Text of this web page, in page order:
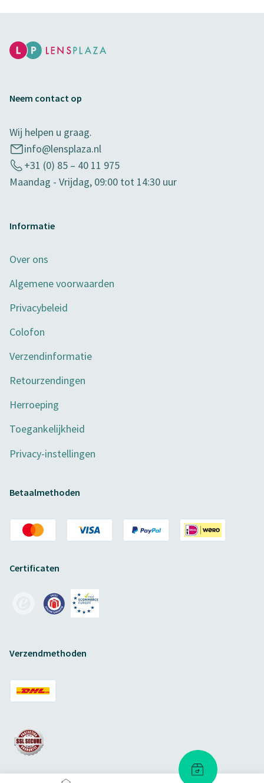
Neem contact op
Wij helpen u graag.
info@lensplaza.nl
+31 (0) 85 – 40 11 975
Maandag - Vrijdag, 09:00 tot 14:30 uur
Informatie
Over ons
Algemene voorwaarden
Privacybeleid
Colofon
Verzendinformatie
Retourzendingen
Herroeping
Toegankelijkheid
Privacy-instellingen
Betaalmethoden
Certificaten
Verzendmethoden